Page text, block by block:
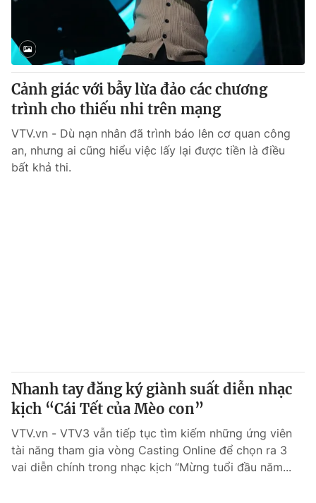
Cảnh giác với bẫy lừa đảo các chương
trình cho thiếu nhi trên mạng
VTV.vn - Dù nạn nhân đã trình báo lên cơ quan công
an, nhưng ai cũng hiểu việc lấy lại được tiền là điều
bất khả thi.
Nhanh tay đăng ký giành suất diễn nhạc
kịch “Cái Tết của Mèo con”
VTV.vn - VTV3 vẫn tiếp tục tìm kiếm những ứng viên
tài năng tham gia vòng Casting Online để chọn ra 3
vai diễn chính trong nhạc kịch “Mừng tuổi đầu năm...